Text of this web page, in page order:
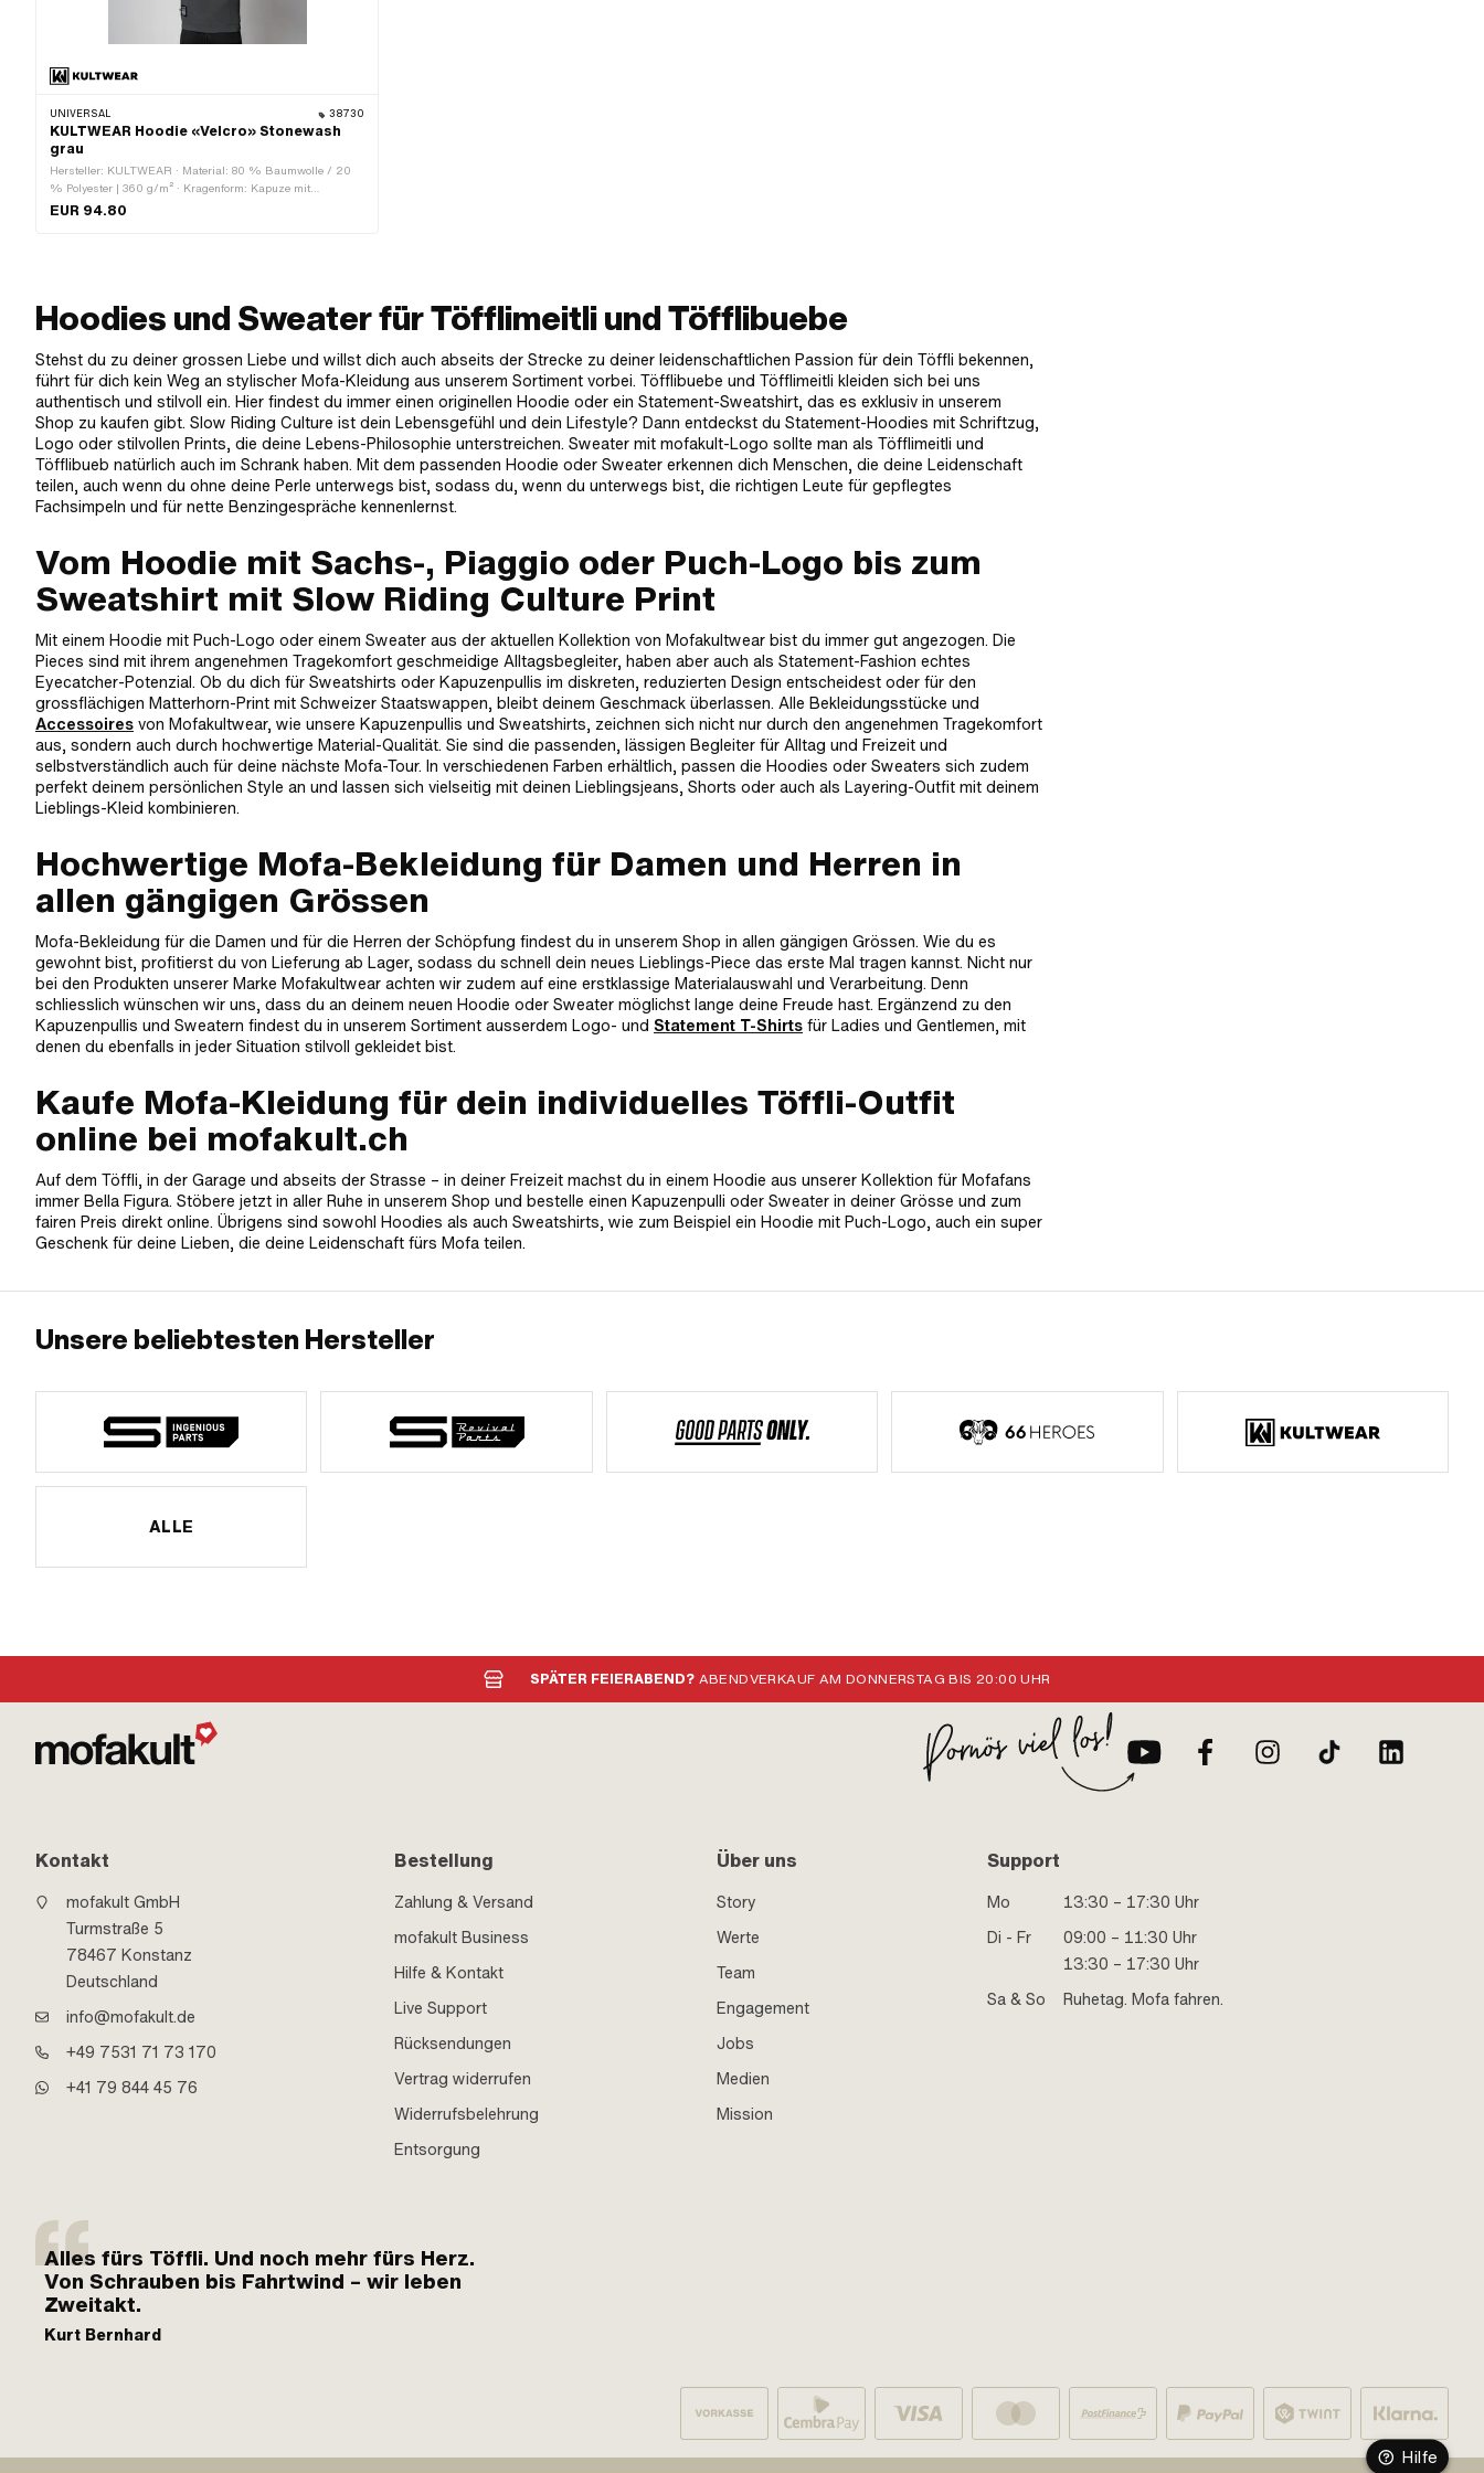
UNIVERSAL 38730
KULTWEAR Hoodie «Velcro» Stonewash
grau
Hersteller: KULTWEAR · Material: 80 % Baumwolle / 20
% Polyester | 360 g/m² · Kragenform: Kapuze mit
Tunnelzug · Passform: Regular Fit · Farbe: grau · Farbe: rot
EUR 94.80
Hoodies und Sweater für Töfflimeitli und Töfflibuebe
Stehst du zu deiner grossen Liebe und willst dich auch abseits der Strecke zu deiner leidenschaftlichen Passion für dein Töffli bekennen,
führt für dich kein Weg an stylischer Mofa-Kleidung aus unserem Sortiment vorbei. Töfflibuebe und Töfflimeitli kleiden sich bei uns
authentisch und stilvoll ein. Hier findest du immer einen originellen Hoodie oder ein Statement-Sweatshirt, das es exklusiv in unserem
Shop zu kaufen gibt. Slow Riding Culture ist dein Lebensgefühl und dein Lifestyle? Dann entdeckst du Statement-Hoodies mit Schriftzug,
Logo oder stilvollen Prints, die deine Lebens-Philosophie unterstreichen. Sweater mit mofakult-Logo sollte man als Töfflimeitli und
Töfflibueb natürlich auch im Schrank haben. Mit dem passenden Hoodie oder Sweater erkennen dich Menschen, die deine Leidenschaft
teilen, auch wenn du ohne deine Perle unterwegs bist, sodass du, wenn du unterwegs bist, die richtigen Leute für gepflegtes
Fachsimpeln und für nette Benzingespräche kennenlernst.
Vom Hoodie mit Sachs-, Piaggio oder Puch-Logo bis zum
Sweatshirt mit Slow Riding Culture Print
Mit einem Hoodie mit Puch-Logo oder einem Sweater aus der aktuellen Kollektion von Mofakultwear bist du immer gut angezogen. Die
Pieces sind mit ihrem angenehmen Tragekomfort geschmeidige Alltagsbegleiter, haben aber auch als Statement-Fashion echtes
Eyecatcher-Potenzial. Ob du dich für Sweatshirts oder Kapuzenpullis im diskreten, reduzierten Design entscheidest oder für den
grossflächigen Matterhorn-Print mit Schweizer Staatswappen, bleibt deinem Geschmack überlassen. Alle Bekleidungsstücke und
Accessoires von Mofakultwear, wie unsere Kapuzenpullis und Sweatshirts, zeichnen sich nicht nur durch den angenehmen Tragekomfort
aus, sondern auch durch hochwertige Material-Qualität. Sie sind die passenden, lässigen Begleiter für Alltag und Freizeit und
selbstverständlich auch für deine nächste Mofa-Tour. In verschiedenen Farben erhältlich, passen die Hoodies oder Sweaters sich zudem
perfekt deinem persönlichen Style an und lassen sich vielseitig mit deinen Lieblingsjeans, Shorts oder auch als Layering-Outfit mit deinem
Lieblings-Kleid kombinieren.
Hochwertige Mofa-Bekleidung für Damen und Herren in
allen gängigen Grössen
Mofa-Bekleidung für die Damen und für die Herren der Schöpfung findest du in unserem Shop in allen gängigen Grössen. Wie du es
gewohnt bist, profitierst du von Lieferung ab Lager, sodass du schnell dein neues Lieblings-Piece das erste Mal tragen kannst. Nicht nur
bei den Produkten unserer Marke Mofakultwear achten wir zudem auf eine erstklassige Materialauswahl und Verarbeitung. Denn
schliesslich wünschen wir uns, dass du an deinem neuen Hoodie oder Sweater möglichst lange deine Freude hast. Ergänzend zu den
Kapuzenpullis und Sweatern findest du in unserem Sortiment ausserdem Logo- und Statement T-Shirts für Ladies und Gentlemen, mit
denen du ebenfalls in jeder Situation stilvoll gekleidet bist.
Kaufe Mofa-Kleidung für dein individuelles Töffli-Outfit
online bei mofakult.ch
Auf dem Töffli, in der Garage und abseits der Strasse – in deiner Freizeit machst du in einem Hoodie aus unserer Kollektion für Mofafans
immer Bella Figura. Stöbere jetzt in aller Ruhe in unserem Shop und bestelle einen Kapuzenpulli oder Sweater in deiner Grösse und zum
fairen Preis direkt online. Übrigens sind sowohl Hoodies als auch Sweatshirts, wie zum Beispiel ein Hoodie mit Puch-Logo, auch ein super
Geschenk für deine Lieben, die deine Leidenschaft fürs Mofa teilen.
Unsere beliebtesten Hersteller
ALLE
SPÄTER FEIERABEND? ABENDVERKAUF AM DONNERSTAG BIS 20:00 UHR
Kontakt
mofakult GmbH
Turmstraße 5
78467 Konstanz
Deutschland
info@mofakult.de
+49 7531 71 73 170
+41 79 844 45 76
Bestellung
Zahlung & Versand
mofakult Business
Hilfe & Kontakt
Live Support
Rücksendungen
Vertrag widerrufen
Widerrufsbelehrung
Entsorgung
Über uns
Story
Werte
Team
Engagement
Jobs
Medien
Mission
Support
Mo
13:30 – 17:30 Uhr
Di - Fr
09:00 – 11:30 Uhr
13:30 – 17:30 Uhr
Sa & So
Ruhetag. Mofa fahren.
Alles fürs Töffli. Und noch mehr fürs Herz.
Von Schrauben bis Fahrtwind – wir leben
Zweitakt.
Kurt Bernhard
Hilfe